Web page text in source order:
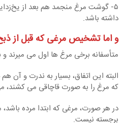
۵- گوشت مرغ منجمد هم بعد از
داشته باشد.
و اما تشخیص مرغی که قبل از
متأسفانه برخی مرغ ها اول می میرند
البته این اتفاق، بسیار به ندرت و آن
که مرغ را به صورت قاچاقی می کشند،
در هر صورت، مرغی که ابتدا مرده
برجسته نیست.